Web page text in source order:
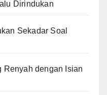
Dirindukan
Sekadar Soal
Renyah dengan Isian